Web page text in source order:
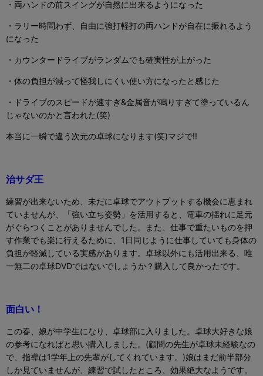
・両ハンドの前スイングが自然に出来るようになった
・ラリー時問わず、自由に強打軽打の両ハンドが自在に振れるよう
になった
・カウンタードライブがランダムでも確実性が上がった
・体の負担が減って怪我しにくい使い方になったと感じた
・ドライブのスピードが速すぎ&金属音が鳴りすぎて塗っているん
じゃないのかと言われた(笑)
本当に一瞬で違う次元の卓球になります(笑)マジで!!
治サダ王
練習が出来ないため、未だに卓球でアウトプットする機会に恵まれ
ていませんが、「強い立ち姿勢」を活用すると、電車の揺れに足元
がぐらつくことがありませんでした。また、仕事で重たいものを押
す作業でも楽に行えるために、 1 日同じように仕事していても身体の
負担が軽減している実感があります。卓球以外にも活用出来る、唯
一無二の卓球DVDではないでしょうか？購入して良かったです。
面白い！
この春、娘が中学生になり、卓球部に入りました。卓球大好きな娘
の参考になればと思い購入しました。(顧問の先生が卓球未経験なの
で、指導は1学年上の先輩がしてくれています。)娘はまだ前半部分
しか見ていませんが、練習で試したところ、効果絶大なようです。